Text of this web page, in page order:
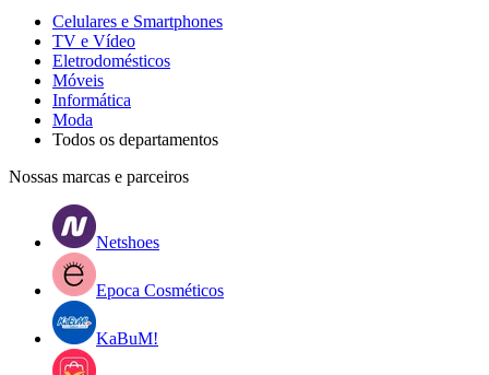
Celulares e Smartphones
TV e Vídeo
Eletrodomésticos
Móveis
Informática
Moda
Todos os departamentos
Nossas marcas e parceiros
Netshoes
Epoca Cosméticos
KaBuM!